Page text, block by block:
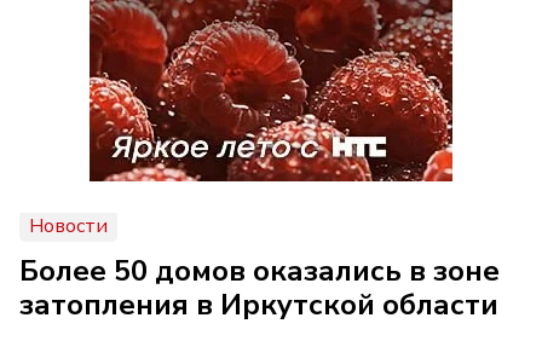
Новости
Более 50 домов оказались в зоне
затопления в Иркутской области